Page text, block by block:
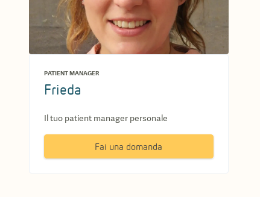
PATIENT MANAGER
Frieda
Il tuo patient manager personale
Fai una domanda